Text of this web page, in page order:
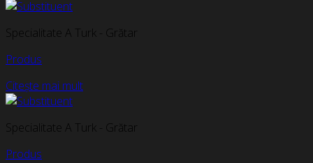
Specialitate A Turk - Grătar
Produs
Citește mai mult
Specialitate A Turk - Grătar
Produs